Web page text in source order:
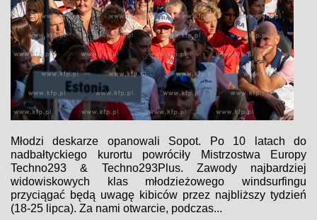
Młodzi deskarze opanowali Sopot. Po 10 latach do
nadbałtyckiego kurortu powróciły Mistrzostwa Europy
Techno293 & Techno293Plus. Zawody najbardziej
widowiskowych klas młodzieżowego windsurfingu
przyciągać będą uwagę kibiców przez najbliższy tydzień
(18-25 lipca). Za nami otwarcie, podczas...